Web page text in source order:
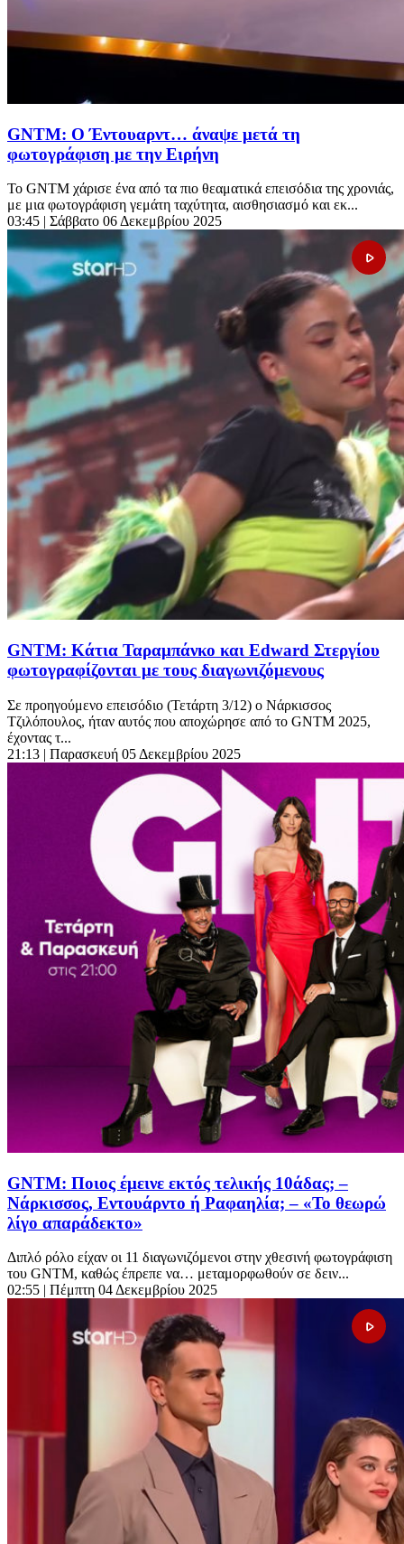
GNTM: Ο Έντουαρντ… άναψε μετά τη
φωτογράφιση με την Ειρήνη
Το GNTM χάρισε ένα από τα πιο θεαματικά επεισόδια της χρονιάς,
με μια φωτογράφιση γεμάτη ταχύτητα, αισθησιασμό και εκ...
03:45 | Σάββατο 06 Δεκεμβρίου 2025
GNTM: Κάτια Ταραμπάνκο και Edward Στεργίου
φωτογραφίζονται με τους διαγωνιζόμενους
Σε προηγούμενο επεισόδιο (Τετάρτη 3/12) ο Νάρκισσος
Τζιλόπουλος, ήταν αυτός που αποχώρησε από το GNTM 2025,
έχοντας τ...
21:13 | Παρασκευή 05 Δεκεμβρίου 2025
GNTM: Ποιος έμεινε εκτός τελικής 10άδας; –
Νάρκισσος, Εντουάρντο ή Ραφαηλία; – «Το θεωρώ
λίγο απαράδεκτο»
Διπλό ρόλο είχαν οι 11 διαγωνιζόμενοι στην χθεσινή φωτογράφιση
του GNTM, καθώς έπρεπε να… μεταμορφωθούν σε δειν...
02:55 | Πέμπτη 04 Δεκεμβρίου 2025